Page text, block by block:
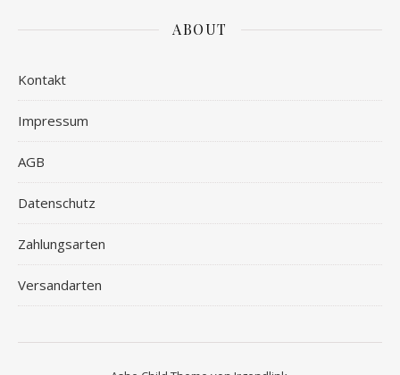
ABOUT
Kontakt
Impressum
AGB
Datenschutz
Zahlungsarten
Versandarten